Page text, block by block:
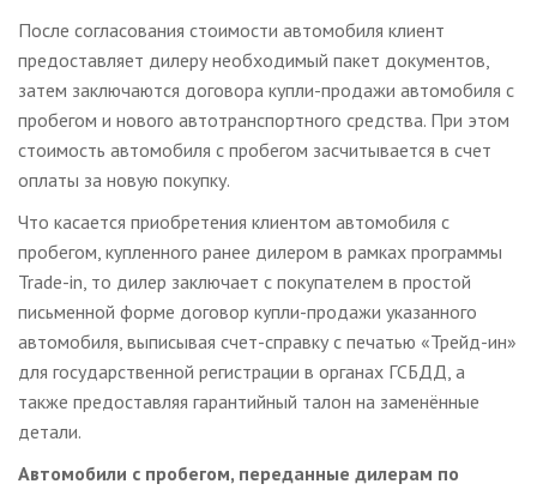
После согласования стоимости автомобиля клиент
предоставляет дилеру необходимый пакет документов,
затем заключаются договора купли-продажи автомобиля с
пробегом и нового автотранспортного средства. При этом
стоимость автомобиля с пробегом засчитывается в счет
оплаты за новую покупку.
Что касается приобретения клиентом автомобиля с
пробегом, купленного ранее дилером в рамках программы
Trade-in, то дилер заключает с покупателем в простой
письменной форме договор купли-продажи указанного
автомобиля, выписывая счет-справку с печатью «Трейд-ин»
для государственной регистрации в органах ГСБДД, а
также предоставляя гарантийный талон на заменённые
детали.
Автомобили с пробегом, переданные дилерам по